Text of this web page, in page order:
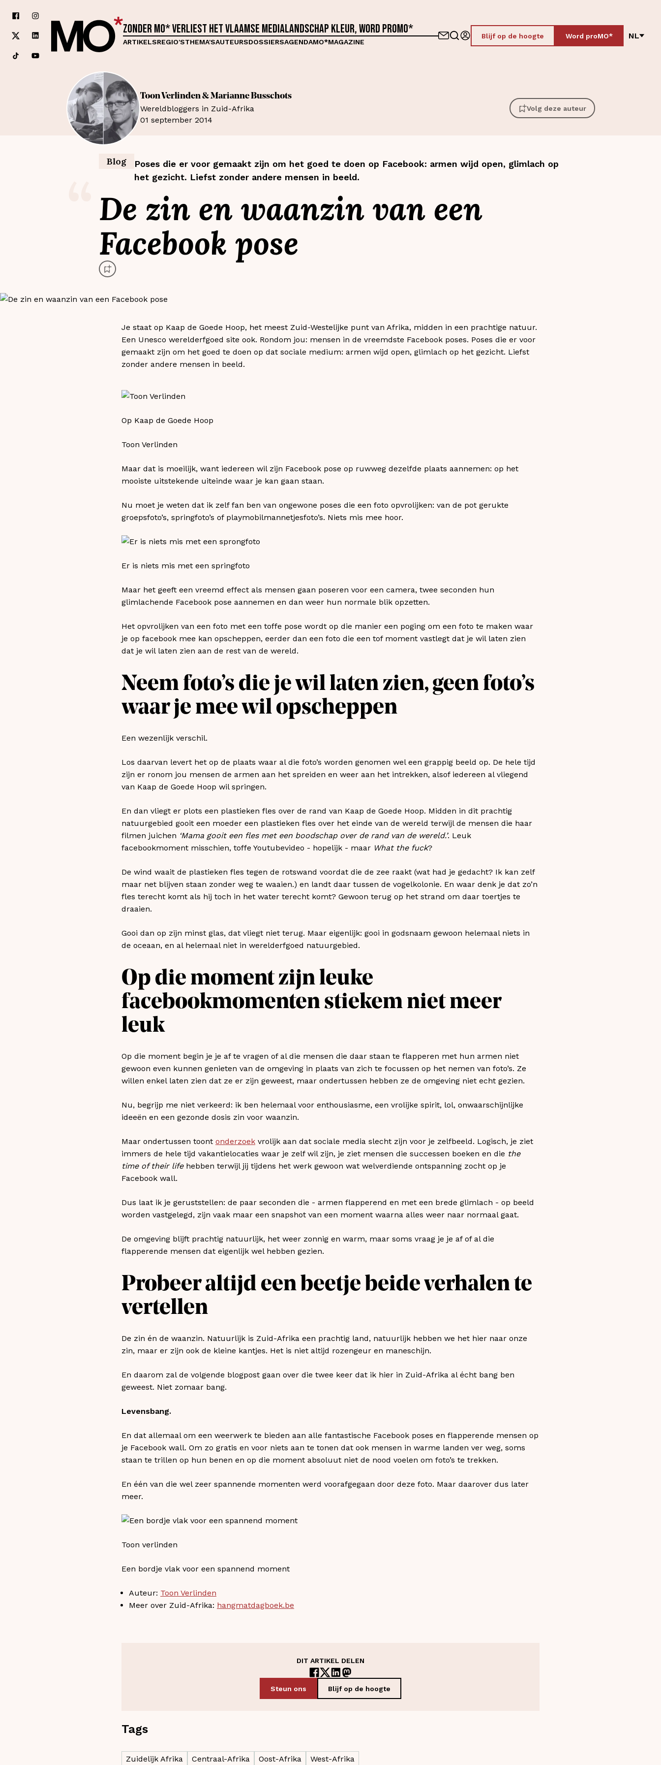
Zonder MO* verliest het Vlaamse medialandschap kleur, word proMO*
ARTIKELSREGIO'STHEMA'SAUTEURSDOSSIERSAGENDAMO*MAGAZINE
Blijf op de hoogte Word proMO* NL
Toon Verlinden &Marianne Busschots
Wereldbloggers in Zuid-Afrika
01 september 2014
Volg deze auteur
Blog
Poses die er voor gemaakt zijn om het goed te doen op Facebook: armen wijd open, glimlach op
het gezicht. Liefst zonder andere mensen in beeld.
De zin en waanzin van een
Facebook pose
Je staat op Kaap de Goede Hoop, het meest Zuid-Westelijke punt van Afrika, midden in een prachtige natuur.
Een Unesco werelderfgoed site ook. Rondom jou: mensen in de vreemdste Facebook poses. Poses die er voor
gemaakt zijn om het goed te doen op dat sociale medium: armen wijd open, glimlach op het gezicht. Liefst
zonder andere mensen in beeld.
Op Kaap de Goede Hoop
Toon Verlinden
Maar dat is moeilijk, want iedereen wil zijn Facebook pose op ruwweg dezelfde plaats aannemen: op het
mooiste uitstekende uiteinde waar je kan gaan staan.
Nu moet je weten dat ik zelf fan ben van ongewone poses die een foto opvrolijken: van de pot gerukte
groepsfoto’s, springfoto’s of playmobilmannetjesfoto’s. Niets mis mee hoor.
Er is niets mis met een springfoto
Maar het geeft een vreemd effect als mensen gaan poseren voor een camera, twee seconden hun
glimlachende Facebook pose aannemen en dan weer hun normale blik opzetten.
Het opvrolijken van een foto met een toffe pose wordt op die manier een poging om een foto te maken waar
je op facebook mee kan opscheppen, eerder dan een foto die een tof moment vastlegt dat je wil laten zien
dat je wil laten zien aan de rest van de wereld.
Neem foto’s die je wil laten zien, geen foto’s
waar je mee wil opscheppen
Een wezenlijk verschil.
Los daarvan levert het op de plaats waar al die foto’s worden genomen wel een grappig beeld op. De hele tijd
zijn er ronom jou mensen de armen aan het spreiden en weer aan het intrekken, alsof iedereen al vliegend
van Kaap de Goede Hoop wil springen.
En dan vliegt er plots een plastieken fles over de rand van Kaap de Goede Hoop. Midden in dit prachtig
natuurgebied gooit een moeder een plastieken fles over het einde van de wereld terwijl de mensen die haar
filmen juichen ‘Mama gooit een fles met een boodschap over de rand van de wereld.’. Leuk
facebookmoment misschien, toffe Youtubevideo - hopelijk - maar What the fuck?
De wind waait de plastieken fles tegen de rotswand voordat die de zee raakt (wat had je gedacht? Ik kan zelf
maar net blijven staan zonder weg te waaien.) en landt daar tussen de vogelkolonie. En waar denk je dat zo’n
fles terecht komt als hij toch in het water terecht komt? Gewoon terug op het strand om daar toertjes te
draaien.
Gooi dan op zijn minst glas, dat vliegt niet terug. Maar eigenlijk: gooi in godsnaam gewoon helemaal niets in
de oceaan, en al helemaal niet in werelderfgoed natuurgebied.
Op die moment zijn leuke
facebookmomenten stiekem niet meer
leuk
Op die moment begin je je af te vragen of al die mensen die daar staan te flapperen met hun armen niet
gewoon even kunnen genieten van de omgeving in plaats van zich te focussen op het nemen van foto’s. Ze
willen enkel laten zien dat ze er zijn geweest, maar ondertussen hebben ze de omgeving niet echt gezien.
Nu, begrijp me niet verkeerd: ik ben helemaal voor enthousiasme, een vrolijke spirit, lol, onwaarschijnlijke
ideeën en een gezonde dosis zin voor waanzin.
Maar ondertussen toont onderzoek vrolijk aan dat sociale media slecht zijn voor je zelfbeeld. Logisch, je ziet
immers de hele tijd vakantielocaties waar je zelf wil zijn, je ziet mensen die successen boeken en die the
time of their lifehebben terwijl jij tijdens het werk gewoon wat welverdiende ontspanning zocht op je
Facebook wall.
Dus laat ik je geruststellen: de paar seconden die - armen flapperend en met een brede glimlach - op beeld
worden vastgelegd, zijn vaak maar een snapshot van een moment waarna alles weer naar normaal gaat.
De omgeving blijft prachtig natuurlijk, het weer zonnig en warm, maar soms vraag je je af of al die
flapperende mensen dat eigenlijk wel hebben gezien.
Probeer altijd een beetje beide verhalen te
vertellen
De zin én de waanzin. Natuurlijk is Zuid-Afrika een prachtig land, natuurlijk hebben we het hier naar onze
zin, maar er zijn ook de kleine kantjes. Het is niet altijd rozengeur en maneschijn.
En daarom zal de volgende blogpost gaan over die twee keer dat ik hier in Zuid-Afrika al écht bang ben
geweest. Niet zomaar bang.
Levensbang.
En dat allemaal om een weerwerk te bieden aan alle fantastische Facebook poses en flapperende mensen op
je Facebook wall. Om zo gratis en voor niets aan te tonen dat ook mensen in warme landen ver weg, soms
staan te trillen op hun benen en op die moment absoluut niet de nood voelen om foto’s te trekken.
En één van die wel zeer spannende momenten werd voorafgegaan door deze foto. Maar daarover dus later
meer.
Toon verlinden
Een bordje vlak voor een spannend moment
Auteur: Toon Verlinden
Meer over Zuid-Afrika: hangmatdagboek.be
DIT ARTIKEL DELEN
Steun ons Blijf op de hoogte
Tags
Zuidelijk Afrika Centraal-Afrika Oost-Afrika West-Afrika